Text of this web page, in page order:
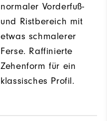
normaler Vorderfuß-
und Ristbereich mit
etwas schmalerer
Ferse. Raffinierte
Zehenform für ein
klassisches Profil.